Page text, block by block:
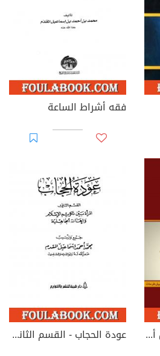
فقه أشراط الساعة
مالم تقرأه في الكتب عن أسرار المدير لأول مرة
عودة الحجاب - القسم الثاني: المرأة بين تكريم الإسلام وإهانة الجاهلية